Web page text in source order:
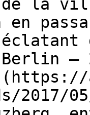
la
en
–
2017/